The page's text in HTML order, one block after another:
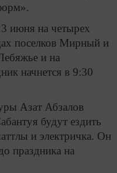
июня на четырех
поселков Мирный и
и на
начнется в 9:30
Азат Абзалов
будут ездить
и электричка. Он
праздника на